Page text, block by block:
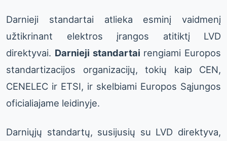
Darnieji standartai atlieka esminį vaidmenį
užtikrinant elektros įrangos atitiktį LVD
direktyvai. Darnieji standartai rengiami Europos
standartizacijos organizacijų, tokių kaip CEN,
CENELEC ir ETSI, ir skelbiami Europos Sąjungos
oficialiajame leidinyje.
Darniųjų standartų, susijusių su LVD direktyva,